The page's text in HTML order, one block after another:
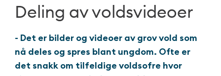
Deling av voldsvideoer
- Det er bilder og videoer av grov vold som
nå deles og spres blant ungdom. Ofte er
det snakk om tilfeldige voldsofre hvor